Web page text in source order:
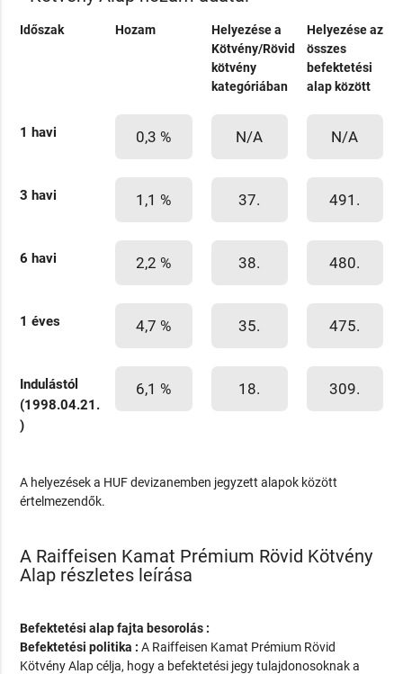
Időszak Hozam
Helyezése a
Kötvény/Rövid
kötvény
kategóriában
Helyezése az
összes
befektetési
alap között
1 havi 0,3 % N/A N/A
3 havi 1,1 % 37. 491.
6 havi 2,2 % 38. 480.
1 éves 4,7 % 35. 475.
Indulástól
(1998.04.21.
)
6,1 % 18. 309.
A helyezések a HUF devizanemben jegyzett alapok között
értelmezendők.
A Raiffeisen Kamat Prémium Rövid Kötvény
Alap részletes leírása
Befektetési alap fajta besorolás :
Befektetési politika :A Raiffeisen Kamat Prémium Rövid
Kötvény Alap célja, hogy a befektetési jegy tulajdonosoknak a